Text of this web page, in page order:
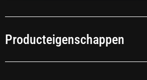
Producteigenschappen